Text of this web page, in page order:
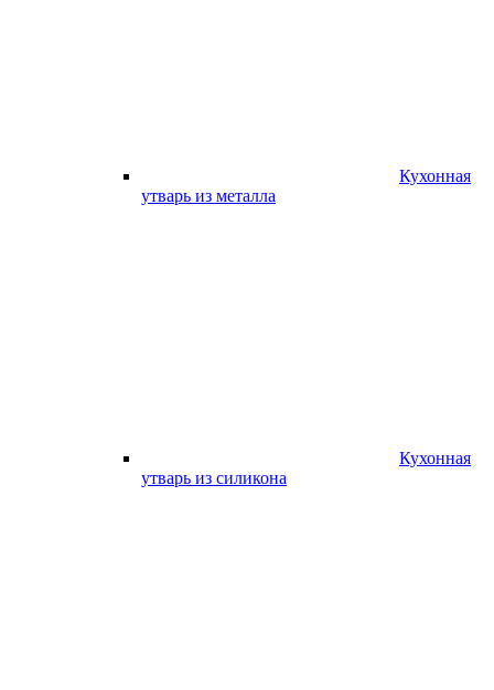
Кухонная
утварь из металла
Кухонная
утварь из силикона